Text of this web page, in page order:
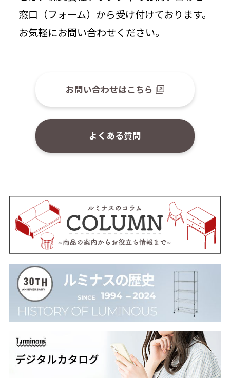
窓口（フォーム）から受け付けております。
お気軽にお問い合わせください。
お問い合わせはこちら
よくある質問